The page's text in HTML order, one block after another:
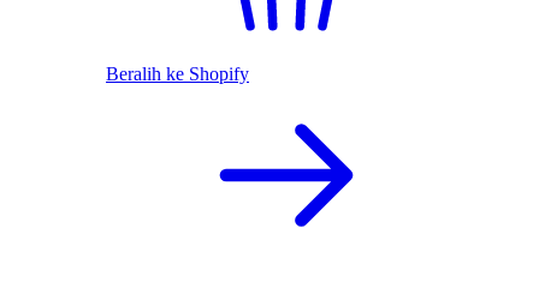
Beralih ke Shopify